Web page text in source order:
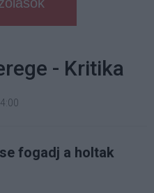
- Kritika
fogadj a holtak